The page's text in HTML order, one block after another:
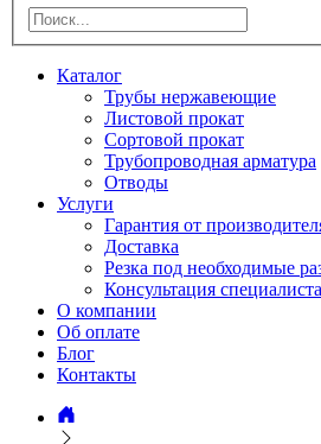
Каталог
Трубы нержавеющие
Листовой прокат
Сортовой прокат
Трубопроводная арматура
Отводы
Услуги
Гарантия от
Доставка
Резка под необходимые
Консультация
О компании
Об оплате
Блог
Контакты